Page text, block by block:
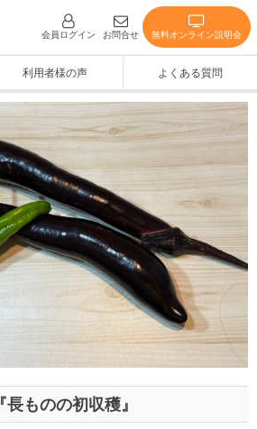
会員ログイン お問合せ 無料オンライン説明会
利用者様の声 よくある質問
『長ものの初収穫』